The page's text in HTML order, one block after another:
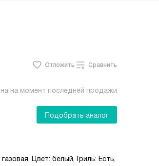
Отложить Сравнить
на момент последней продажи
Подобрать аналог
Цвет: белый, Гриль: Есть,